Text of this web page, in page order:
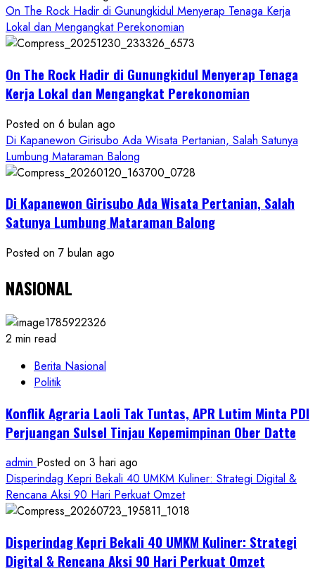
On The Rock Hadir di Gunungkidul Menyerap Tenaga Kerja
Lokal dan Mengangkat Perekonomian
On The Rock Hadir di Gunungkidul Menyerap Tenaga
Kerja Lokal dan Mengangkat Perekonomian
Posted on 6 bulan ago
Di Kapanewon Girisubo Ada Wisata Pertanian, Salah Satunya
Lumbung Mataraman Balong
Di Kapanewon Girisubo Ada Wisata Pertanian, Salah
Satunya Lumbung Mataraman Balong
Posted on 7 bulan ago
NASIONAL
2 min read
Berita Nasional
Politik
Konflik Agraria Laoli Tak Tuntas, APR Lutim Minta PDI
Perjuangan Sulsel Tinjau Kepemimpinan Ober Datte
admin Posted on 3 hari ago
Disperindag Kepri Bekali 40 UMKM Kuliner: Strategi Digital &
Rencana Aksi 90 Hari Perkuat Omzet
Disperindag Kepri Bekali 40 UMKM Kuliner: Strategi
Digital & Rencana Aksi 90 Hari Perkuat Omzet